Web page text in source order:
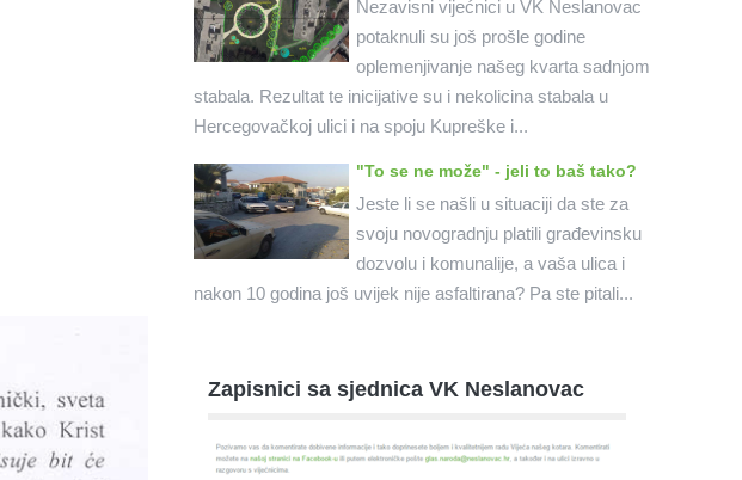
Nezavisni vijećnici u VK Neslanovac
potaknuli su još prošle godine
oplemenjivanje našeg kvarta sadnjom
stabala. Rezultat te inicijative su i nekolicina stabala u
Hercegovačkoj ulici i na spoju Kupreške i...
"To se ne može" - jeli to baš tako?
Jeste li se našli u situaciji da ste za
svoju novogradnju platili građevinsku
dozvolu i komunalije, a vaša ulica i
nakon 10 godina još uvijek nije asfaltirana? Pa ste pitali...
Zapisnici sa sjednica VK Neslanovac